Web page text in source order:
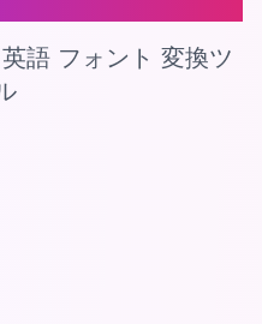
語 フォント 変換ツ